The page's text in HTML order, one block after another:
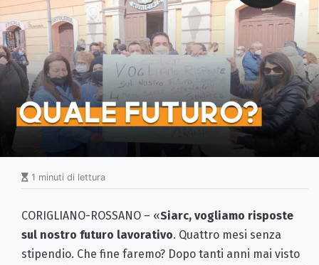
1 minuti di lettura
CORIGLIANO-ROSSANO – «Siarc, vogliamo risposte
sul nostro futuro lavorativo. Quattro mesi senza
stipendio. Che fine faremo? Dopo tanti anni mai visto